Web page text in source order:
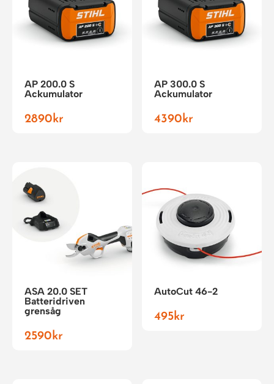
AP 200.0 S
Ackumulator
2890kr
AP 300.0 S
Ackumulator
4390kr
ASA 20.0 SET
Batteridriven
grensåg
2590kr
AutoCut 46-2
495kr